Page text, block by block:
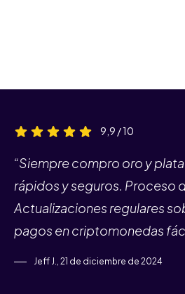
9,9 / 10
“Siempre compro oro y
rápidos y seguros. Proceso
Actualizaciones regulares
pagos en criptomonedas
Jeff J., 21 de diciembre de 2024